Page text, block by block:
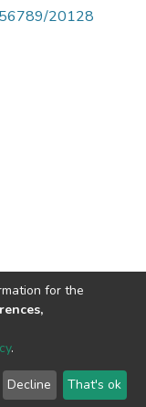
20128
2026
Send
Feedback
for the
.
Decline That's ok